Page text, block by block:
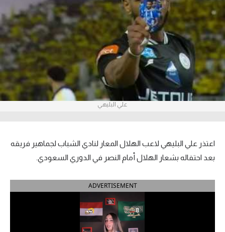
آراء حرة
ركن الألعاب
بطولات
أمريكا 2026
الدوري الإنجليزي الممتاز
الدوري الإسباني
علي البليهي
اعتذر علي البليهي لاعب الهلال المعار لنادي الشباب لجماهير فريقه
بعد احتفاله بشعار الهلال أمام النصر في الدوري السعودي.
ADVERTISEMENT